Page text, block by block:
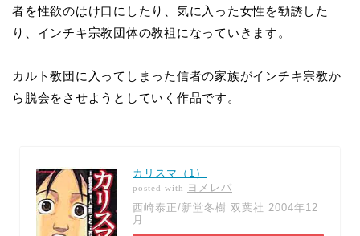
者を性欲のはけ口にしたり、気に入った女性を勧誘した
り、インチキ宗教団体の教祖になっていきます。
カルト教団に入ってしまった信者の家族がインチキ宗教か
ら脱会をさせようとしていく作品です。
カリスマ（1）
posted with
ヨメレバ
西崎泰正/新堂冬樹 双葉社 2004年12
月